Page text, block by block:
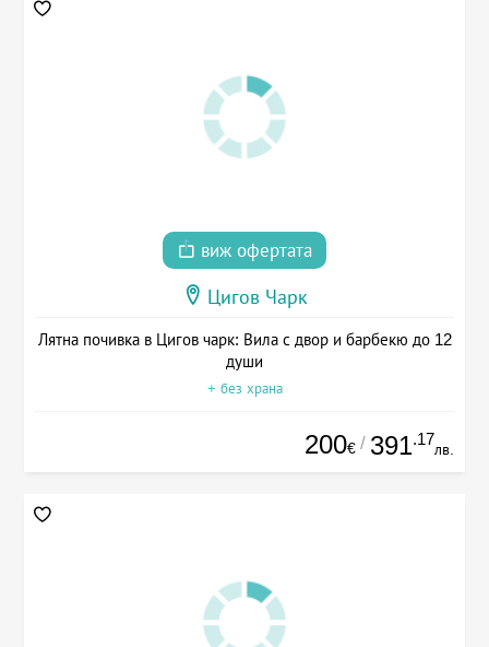
виж офертата
Цигов Чарк
Лятна почивка в Цигов чарк: Вила с двор и барбекю до 12
души
+ без храна
200€ / 391.17
лв.